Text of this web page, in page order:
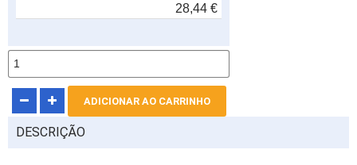
28,44 €
DESCRIÇÃO